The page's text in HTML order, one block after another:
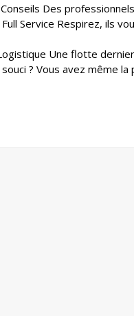
Des
Full Service Respirez, ils
Une flotte
souci ? Vous avez même